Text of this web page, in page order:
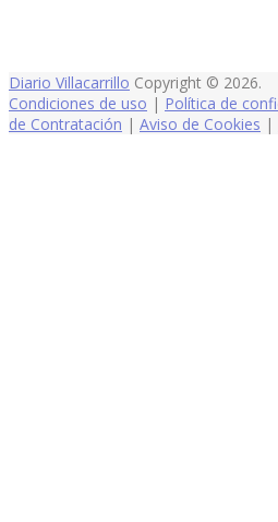
Diario Villacarrillo Copyright © 2026.
Condiciones de uso | Política de
de Contratación | Aviso de Cookies |